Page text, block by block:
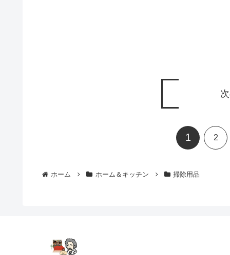
1 2
ホーム ホーム＆キッチン 掃除用品